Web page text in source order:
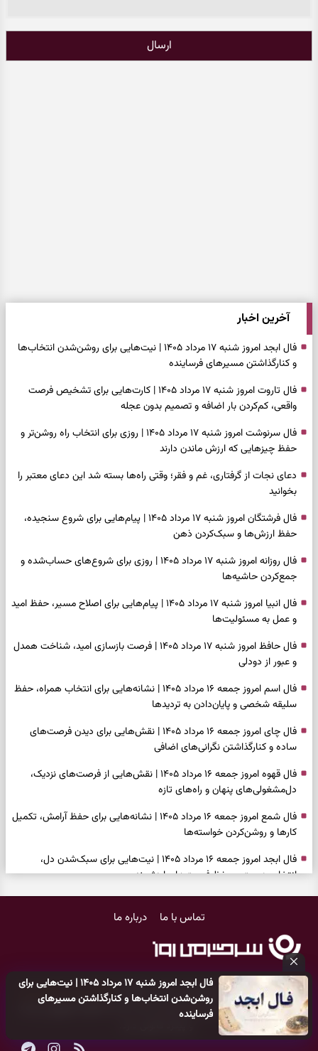
فال ابجد امروز شنبه ۱۷ مرداد ۱۴۰۵ | نیت‌هایی برای
روشن‌شدن انتخاب‌ها و کنارگذاشتن مسیرهای
فرساینده
ارسال
آخرین اخبار
فال ابجد امروز شنبه ۱۷ مرداد ۱۴۰۵ | نیت‌هایی برای روشن‌شدن انتخاب‌ها
و کنارگذاشتن مسیرهای فرساینده
فال تاروت امروز شنبه ۱۷ مرداد ۱۴۰۵ | کارت‌هایی برای تشخیص فرصت
واقعی، کم‌کردن بار اضافه و تصمیم بدون عجله
فال سرنوشت امروز شنبه ۱۷ مرداد ۱۴۰۵ | روزی برای انتخاب راه روشن‌تر و
حفظ چیزهایی که ارزش ماندن دارند
دعای نجات از گرفتاری، غم و فقر؛ وقتی راه‌ها بسته شد این دعای معتبر را
بخوانید
فال فرشتگان امروز شنبه ۱۷ مرداد ۱۴۰۵ | پیام‌هایی برای شروع سنجیده،
حفظ ارزش‌ها و سبک‌کردن ذهن
فال روزانه امروز شنبه ۱۷ مرداد ۱۴۰۵ | روزی برای شروع‌های حساب‌شده و
جمع‌کردن حاشیه‌ها
فال انبیا امروز شنبه ۱۷ مرداد ۱۴۰۵ | پیام‌هایی برای اصلاح مسیر، حفظ امید
و عمل به مسئولیت‌ها
فال حافظ امروز شنبه ۱۷ مرداد ۱۴۰۵ | فرصت بازسازی امید، شناخت همدل
و عبور از دودلی
فال اسم امروز جمعه ۱۶ مرداد ۱۴۰۵ | نشانه‌هایی برای انتخاب همراه، حفظ
سلیقه شخصی و پایان‌دادن به تردیدها
فال چای امروز جمعه ۱۶ مرداد ۱۴۰۵ | نقش‌هایی برای دیدن فرصت‌های
ساده و کنارگذاشتن نگرانی‌های اضافی
فال قهوه امروز جمعه ۱۶ مرداد ۱۴۰۵ | نقش‌هایی از فرصت‌های نزدیک،
دل‌مشغولی‌های پنهان و راه‌های تازه
فال شمع امروز جمعه ۱۶ مرداد ۱۴۰۵ | نشانه‌هایی برای حفظ آرامش، تکمیل
کارها و روشن‌کردن خواسته‌ها
فال ابجد امروز جمعه ۱۶ مرداد ۱۴۰۵ | نیت‌هایی برای سبک‌شدن دل،
انتخاب درست و حفظ فرصت‌های ارزشمند
شنیدن ندای درون و حرکت در زمان مناسب
دیدن ارزش مسیرهای آرام
وقتی همه راه‌ها بسته شد، این دعای گشایش را بخوانید؛ ذکر معتبر برای
آسان شدن فوری کارهای سخت
تماس با ما درباره ما
کلیه حقوق مادی و معنوی این سایت متعلق بهپایگاه خبری سرگرمی روز
می‌باشد و هر گونه کپی‌برداری توسط دیگر سایت‌ها
اکیدا ممنوع
می‌باشد